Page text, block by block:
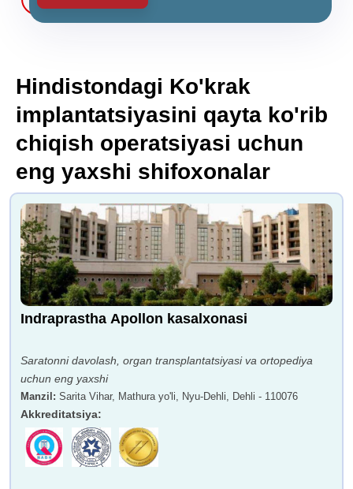
Hindistondagi Ko'krak
implantatsiyasini qayta ko'rib
chiqish operatsiyasi uchun
eng yaxshi shifoxonalar
Indraprastha Apollon kasalxonasi
Saratonni davolash, organ transplantatsiyasi va ortopediya
uchun eng yaxshi
Manzil : Sarita Vihar, Mathura yo'li, Nyu-Dehli, Dehli - 110076
Akkreditatsiya: